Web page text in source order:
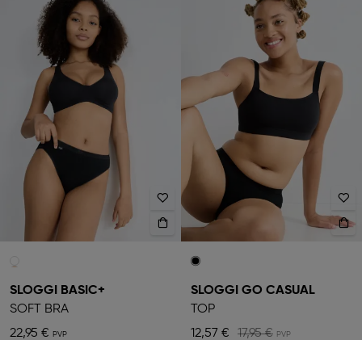
SLOGGI BASIC+
SOFT BRA
22,95 €
SLOGGI GO CASUAL
TOP
12,57 €
17,95 €